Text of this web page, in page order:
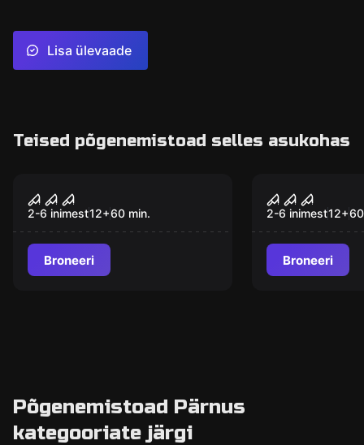
Lisa ülevaade
Teised põgenemistoad selles asukohas
Populaarne
Meditsiiniline
eksperiment
2-6 inimest12+60 min.
Broneeri
Populaarne
Maniakk 2.0
2-6 inimest12+60
Broneeri
Põgenemistoad Pärnus
kategooriate järgi